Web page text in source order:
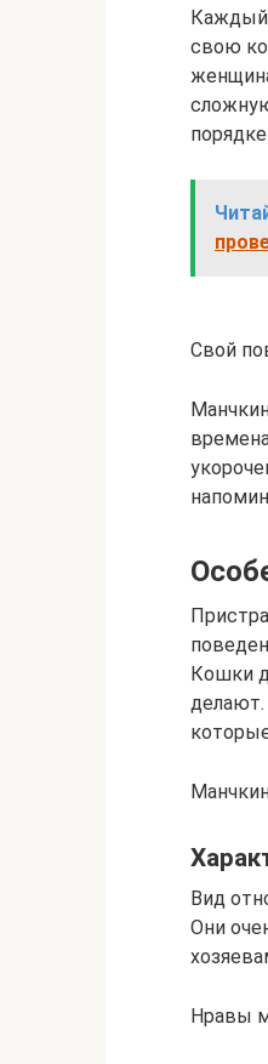
Каждый
свою
Свой
Кошки
делают.
Вид
Они
Нравы